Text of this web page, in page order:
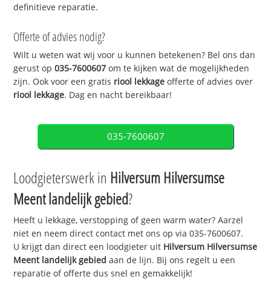
definitieve reparatie.
Offerte of advies nodig?
Wilt u weten wat wij voor u kunnen betekenen? Bel ons dan
gerust op035-7600607 om te kijken wat de mogelijkheden
zijn. Ook voor een gratis riool lekkage offerte of advies over
riool lekkage. Dag en nacht bereikbaar!
035-7600607
Loodgieterswerk in Hilversum Hilversumse
Meent landelijk gebied?
Heeft u lekkage, verstopping of geen warm water? Aarzel
niet en neem direct contact met ons op via 035-7600607.
U krijgt dan direct een loodgieter uit Hilversum Hilversumse
Meent landelijk gebied aan de lijn. Bij ons regelt u een
reparatie of offerte dus snel en gemakkelijk!